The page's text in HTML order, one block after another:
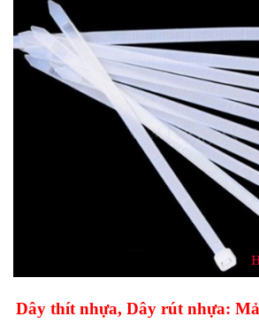
Dây thít nhựa, Dây rút nhựa: